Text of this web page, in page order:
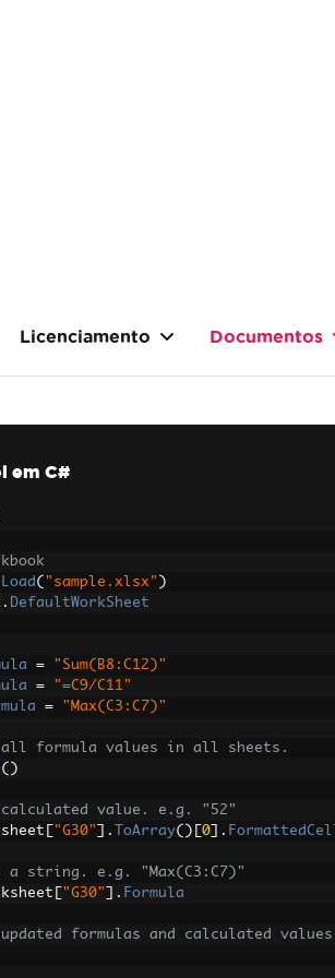
Licenciamento Documentos
em C#
Load ( "sample.xlsx" )
. DefaultWorkSheet
=
"Sum(B8:C12)"
=
"=C9/C11"
= "Max(C3:C7)"
all formula values in all sheets.
()
value. e.g. "52"
"G30" ]. ToArray()[ 0 ].
a string. e.g. "Max(C3:C7)"
"G30" ]. Formula
formulas and calculated